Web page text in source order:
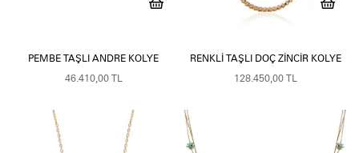
PEMBE TAŞLI ANDRE KOLYE
46.410,00 TL
RENKLI TAŞLI DOÇ ZINCIR KOLYE
128.450,00 TL